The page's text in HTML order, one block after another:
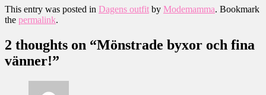
This entry was posted in Dagens outfit by Modemamma. Bookmark
the permalink.
2 thoughts on “Mönstrade byxor och fina
vänner!”